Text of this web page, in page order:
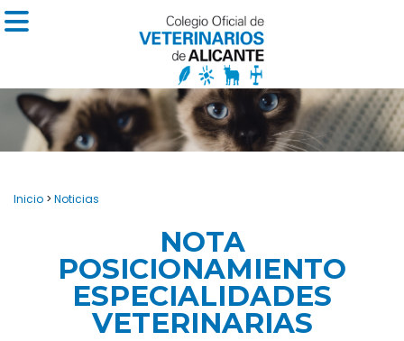
Inicio > Noticias
NOTA
POSICIONAMIENTO
ESPECIALIDADES
VETERINARIAS